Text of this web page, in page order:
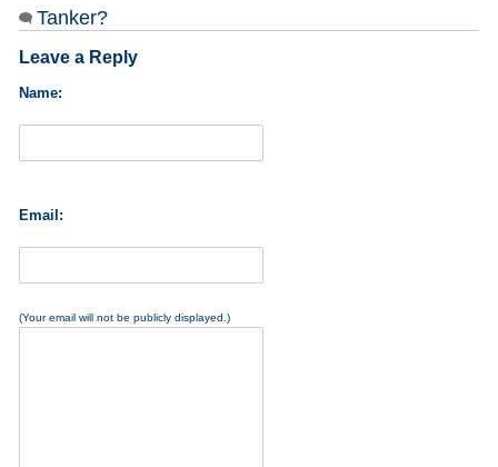
Tanker?
Leave a Reply
Name:
Email:
(Your email will not be publicly displayed.)